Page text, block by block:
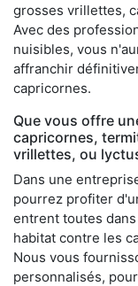
grosses vrillettes,
Avec des
nuisibles, vous
affranchir
capricornes.
Que vous offre
capricornes,
vrillettes, ou
Dans une
pourrez profiter
entrent toutes
habitat contre les
Nous vous
personnalisés,